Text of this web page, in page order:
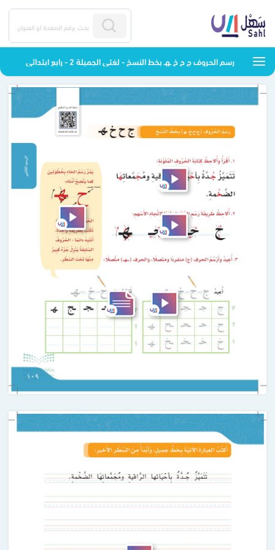
رسم الحروف ج ح خ ـهـ بخط النسخ - لغتي الجميلة 2 - رابع ابتدائي